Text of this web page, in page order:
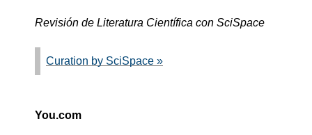
Revisión de Literatura Científica con SciSpace
Curation by SciSpace »
You.com